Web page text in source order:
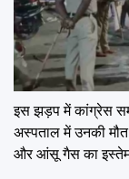
इस झड़प में कांग्रेस
अस्पताल में उनकी
और आंसू गैस का